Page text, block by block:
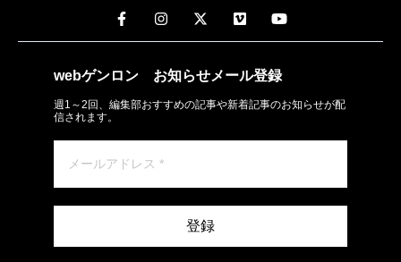
webゲンロン お知らせメール登録
週1～2回、編集部おすすめの記事や新着記事のお知らせが配
信されます。
登録